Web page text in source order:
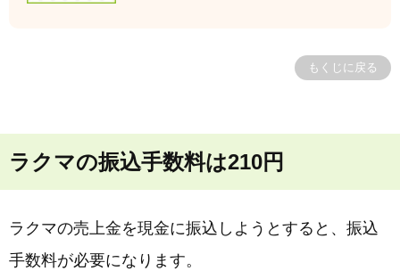
もくじに戻る
ラクマの振込手数料は210円
ラクマの売上金を現金に振込しようとすると、振込
手数料が必要になります。